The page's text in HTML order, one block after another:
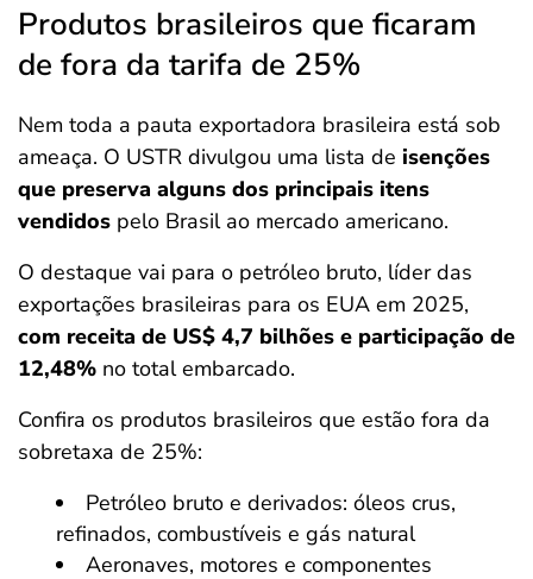
Produtos brasileiros que ficaram
de fora da tarifa de 25%
Nem toda a pauta exportadora brasileira está sob
ameaça. O USTR divulgou uma lista de isenções
que preserva alguns dos principais itens
vendidos pelo Brasil ao mercado americano.
O destaque vai para o petróleo bruto, líder das
exportações brasileiras para os EUA em 2025,
com receita de US$ 4,7 bilhões e participação de
12,48% no total embarcado.
Confira os produtos brasileiros que estão fora da
sobretaxa de 25%:
Petróleo bruto e derivados: óleos crus,
refinados, combustíveis e gás natural
Aeronaves, motores e componentes